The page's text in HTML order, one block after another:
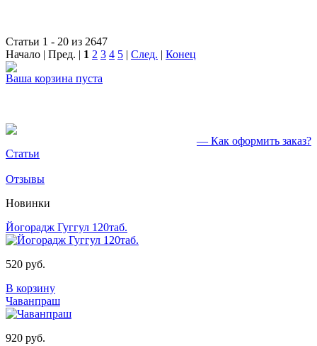
Статьи 1 - 20 из 2647
Начало | Пред. | 1 2 3 4 5 | След. | Конец
Ваша корзина пуста
— Как оформить заказ?
Статьи
Отзывы
Новинки
Йогорадж Гуггул 120таб.
520 руб.
В корзину
Чаванпраш
920 руб.